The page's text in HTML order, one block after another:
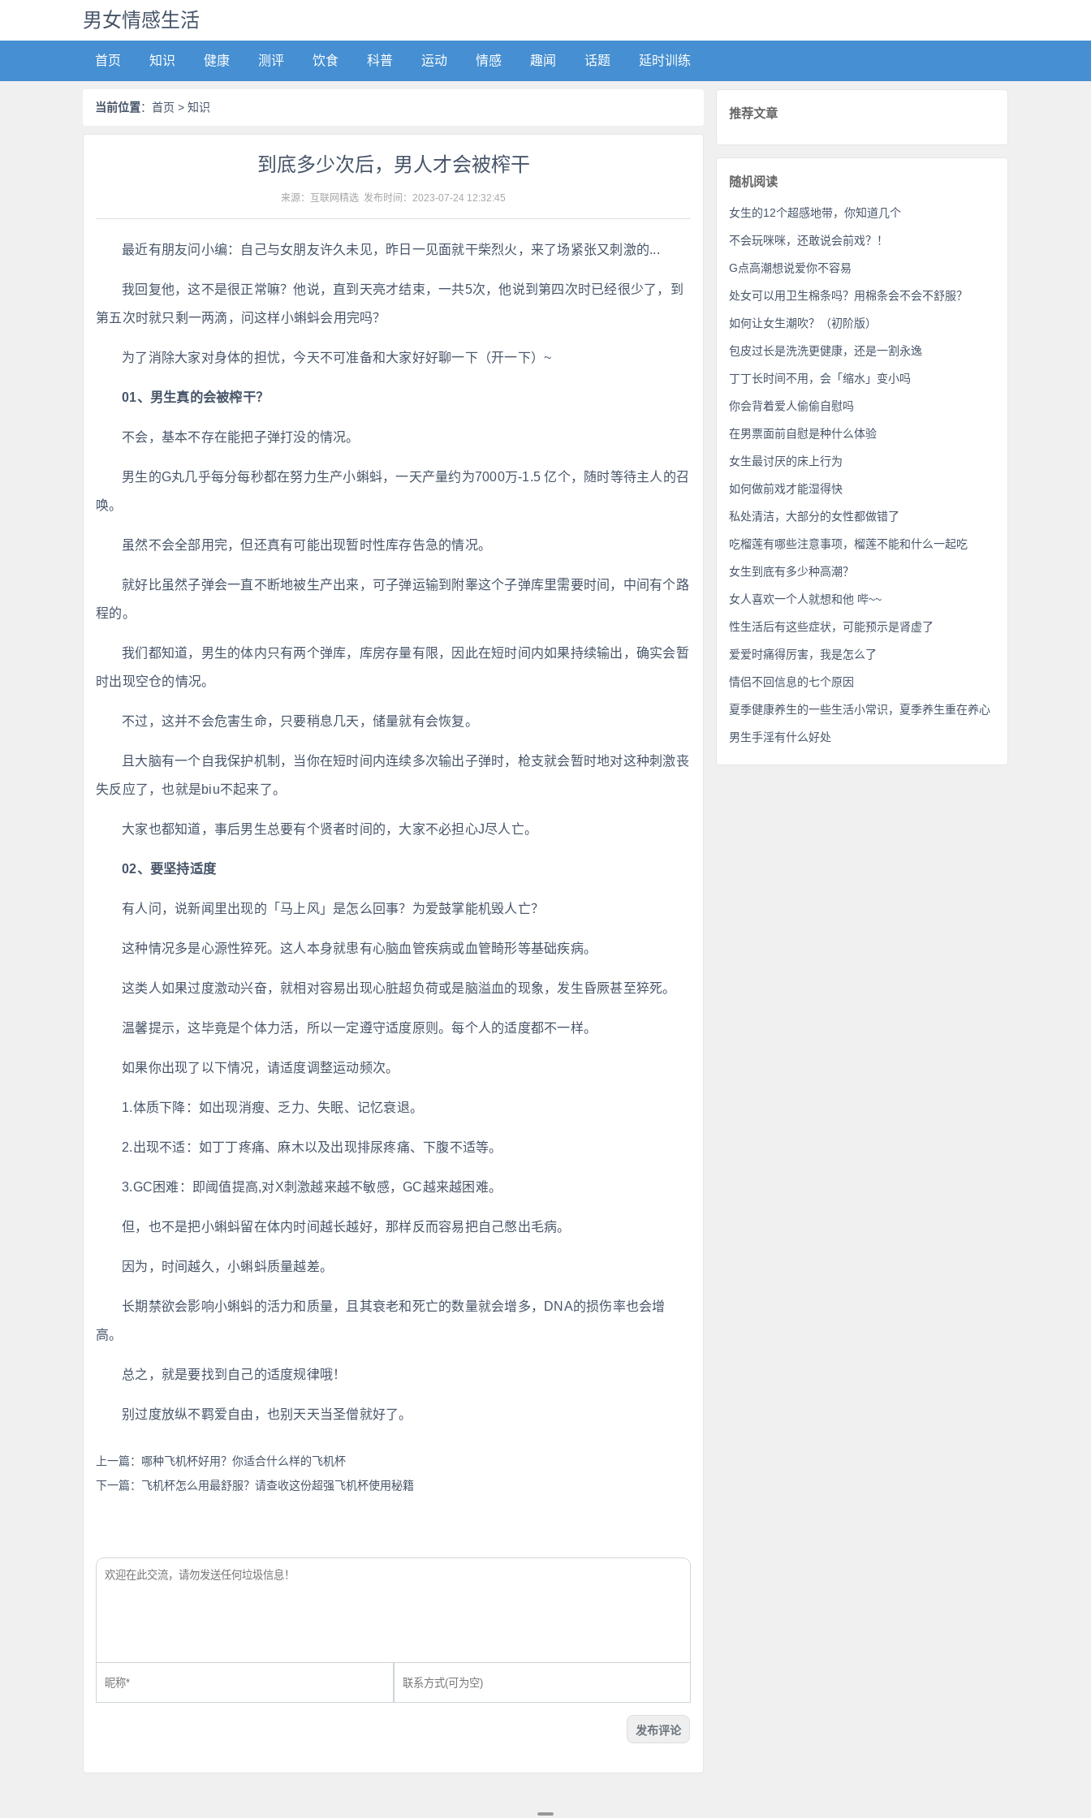
男女情感生活
首页 知识 健康 测评 饮食 科普 运动 情感 趣闻 话题 延时训练
当前位置： 首页 > 知识
到底多少次后，男人才会被榨干
来源：互联网精选 发布时间： 2023-07-24 12:32:45
最近有朋友问小编：自己与女朋友许久未见，昨日一见面就干柴烈火，来了场紧张又刺激的...
我回复他，这不是很正常嘛？他说，直到天亮才结束，一共5次，他说到第四次时已经很少了，到
第五次时就只剩一两滴，问这样小蝌蚪会用完吗？
为了消除大家对身体的担忧，今天不可准备和大家好好聊一下（开一下）~
01、男生真的会被榨干？
不会，基本不存在能把子弹打没的情况。
男生的G丸几乎每分每秒都在努力生产小蝌蚪，一天产量约为7000万-1.5 亿个，随时等待主人的召
唤。
虽然不会全部用完，但还真有可能出现暂时性库存告急的情况。
就好比虽然子弹会一直不断地被生产出来，可子弹运输到附睾这个子弹库里需要时间，中间有个路
程的。
我们都知道，男生的体内只有两个弹库，库房存量有限，因此在短时间内如果持续输出，确实会暂
时出现空仓的情况。
不过，这并不会危害生命，只要稍息几天，储量就有会恢复。
且大脑有一个自我保护机制，当你在短时间内连续多次输出子弹时，枪支就会暂时地对这种刺激丧
失反应了，也就是biu不起来了。
大家也都知道，事后男生总要有个贤者时间的，大家不必担心J尽人亡。
02、要坚持适度
有人问，说新闻里出现的「马上风」是怎么回事？为爱鼓掌能机毁人亡？
这种情况多是心源性猝死。这人本身就患有心脑血管疾病或血管畸形等基础疾病。
这类人如果过度激动兴奋，就相对容易出现心脏超负荷或是脑溢血的现象，发生昏厥甚至猝死。
温馨提示，这毕竟是个体力活，所以一定遵守适度原则。每个人的适度都不一样。
如果你出现了以下情况，请适度调整运动频次。
1.体质下降：如出现消瘦、乏力、失眠、记忆衰退。
2.出现不适：如丁丁疼痛、麻木以及出现排尿疼痛、下腹不适等。
3.GC困难：即阈值提高,对X刺激越来越不敏感，GC越来越困难。
但，也不是把小蝌蚪留在体内时间越长越好，那样反而容易把自己憋出毛病。
因为，时间越久，小蝌蚪质量越差。
长期禁欲会影响小蝌蚪的活力和质量，且其衰老和死亡的数量就会增多，DNA的损伤率也会增
高。
总之，就是要找到自己的适度规律哦！
别过度放纵不羁爱自由，也别天天当圣僧就好了。
上一篇： 哪种飞机杯好用？你适合什么样的飞机杯
下一篇： 飞机杯怎么用最舒服？请查收这份超强飞机杯使用秘籍
推荐文章
随机阅读
女生的12个超感地带，你知道几个
不会玩咪咪，还敢说会前戏？！
G点高潮想说爱你不容易
处女可以用卫生棉条吗？用棉条会不会不舒服？
如何让女生潮吹？（初阶版）
包皮过长是洗洗更健康，还是一割永逸
丁丁长时间不用，会「缩水」变小吗
你会背着爱人偷偷自慰吗
在男票面前自慰是种什么体验
女生最讨厌的床上行为
如何做前戏才能湿得快
私处清洁，大部分的女性都做错了
吃榴莲有哪些注意事项，榴莲不能和什么一起吃
女生到底有多少种高潮？
女人喜欢一个人就想和他 哔~~
性生活后有这些症状，可能预示是肾虚了
爱爱时痛得厉害，我是怎么了
情侣不回信息的七个原因
夏季健康养生的一些生活小常识，夏季养生重在养心
男生手淫有什么好处